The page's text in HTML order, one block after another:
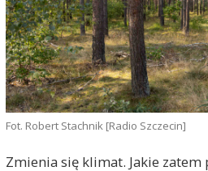
Fot. Robert Stachnik [Radio Szczecin]
Zmienia się klimat. Jakie